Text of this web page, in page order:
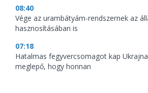
08:40
Vége az urambátyám-rendszernek az
hasznosításában is
07:18
Hatalmas fegyvercsomagot kap
meglepő, hogy honnan